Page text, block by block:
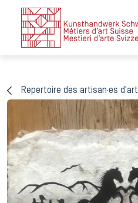
Repertoire des artisan·es d'art